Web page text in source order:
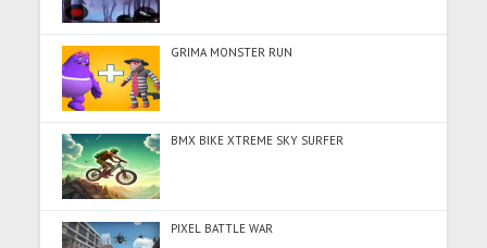
GRIMA MONSTER RUN
BMX BIKE XTREME SKY SURFER
PIXEL BATTLE WAR